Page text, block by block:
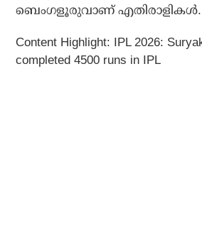
ബെംഗളൂരുവാണ് എതിരാളികള്‍.
Content Highlight: IPL 2026:
completed 4500 runs in IPL